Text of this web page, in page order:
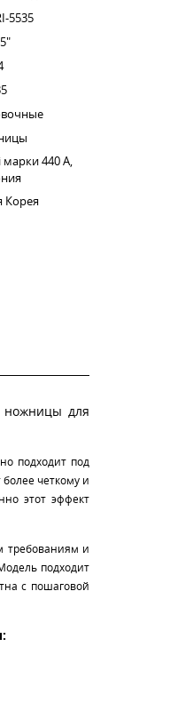
5535
440 A,
ножницы для
подходит под
четкому и
этот эффект
требованиям и
подходит
с пошаговой